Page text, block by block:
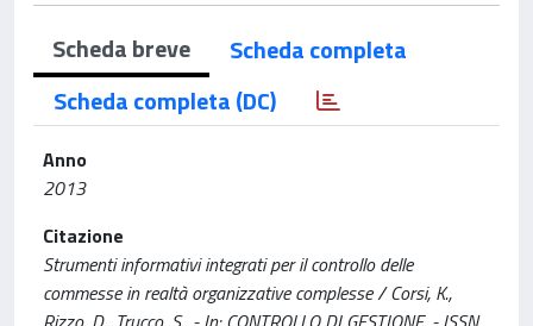
Scheda breve
Scheda completa
Scheda completa (DC)
Anno
2013
Citazione
Strumenti informativi integrati per il controllo delle
commesse in realtà organizzative complesse / Corsi, K.,